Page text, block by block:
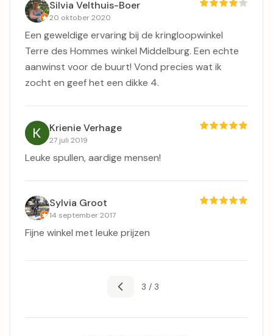
Silvia Velthuis-Boer
20 oktober 2020
Een geweldige ervaring bij de kringloopwinkel
Terre des Hommes winkel Middelburg. Een echte
aanwinst voor de buurt! Vond precies wat ik
zocht en geef het een dikke 4.
Krienie Verhage
27 juli 2019
Leuke spullen, aardige mensen!
Sylvia Groot
14 september 2017
Fijne winkel met leuke prijzen
3 / 3